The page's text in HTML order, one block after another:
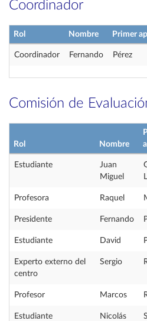
Coordinador
Rol Nombre Primer
Coordinador Fernando Pérez
Comisión de
Rol Nombre
Estudiante
Juan
Miguel
Profesora Raquel
Presidente Fernando
Estudiante David
Experto externo del
centro
Sergio
Profesor Marcos
Estudiante Nicolás